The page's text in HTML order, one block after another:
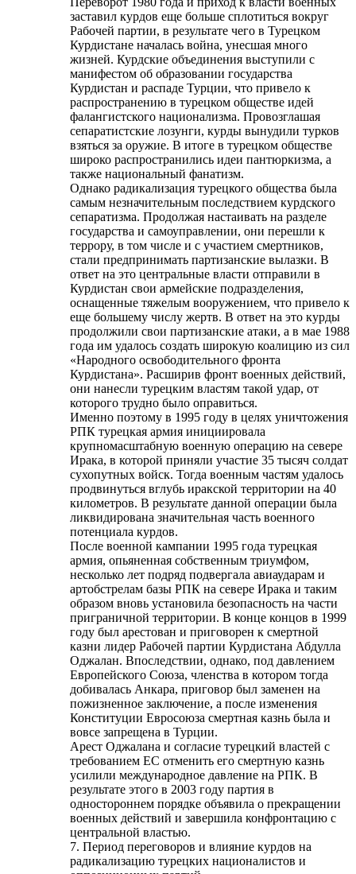
заставил курдов еще больше сплотиться вокруг
Рабочей партии, в результате чего в Турецком
Курдистане началась война, унесшая много
жизней. Курдские объединения выступили с
манифестом об образовании государства
Курдистан и распаде Турции, что привело к
распространению в турецком обществе идей
фалангистского национализма. Провозглашая
сепаратистские лозунги, курды вынудили турков
взяться за оружие. В итоге в турецком обществе
широко распространились идеи пантюркизма, а
также национальный фанатизм.
Однако радикализация турецкого общества была
самым незначительным последствием курдского
сепаратизма. Продолжая настаивать на разделе
государства и самоуправлении, они перешли к
террору, в том числе и с участием смертников,
стали предпринимать партизанские вылазки. В
ответ на это центральные власти отправили в
Курдистан свои армейские подразделения,
оснащенные тяжелым вооружением, что привело к
еще большему числу жертв. В ответ на это курды
продолжили свои партизанские атаки, а в мае 1988
года им удалось создать широкую коалицию из сил
«Народного освободительного фронта
Курдистана». Расширив фронт военных действий,
они нанесли турецким властям такой удар, от
которого трудно было оправиться.
Именно поэтому в 1995 году в целях уничтожения
РПК турецкая армия инициировала
крупномасштабную военную операцию на севере
Ирака, в которой приняли участие 35 тысяч солдат
сухопутных войск. Тогда военным частям удалось
продвинуться вглубь иракской территории на 40
километров. В результате данной операции была
ликвидирована значительная часть военного
потенциала курдов.
После военной кампании 1995 года турецкая
армия, опьяненная собственным триумфом,
несколько лет подряд подвергала авиаударам и
артобстрелам базы РПК на севере Ирака и таким
образом вновь установила безопасность на части
приграничной территории. В конце концов в 1999
году был арестован и приговорен к смертной
казни лидер Рабочей партии Курдистана Абдулла
Оджалан. Впоследствии, однако, под давлением
Европейского Союза, членства в котором тогда
добивалась Анкара, приговор был заменен на
пожизненное заключение, а после изменения
Конституции Евросоюза смертная казнь была и
вовсе запрещена в Турции.
Арест Оджалана и согласие турецкий властей с
требованием ЕС отменить его смертную казнь
усилили международное давление на РПК. В
результате этого в 2003 году партия в
одностороннем порядке объявила о прекращении
военных действий и завершила конфронтацию с
центральной властью.
7. Период переговоров и влияние курдов на
радикализацию турецких националистов и